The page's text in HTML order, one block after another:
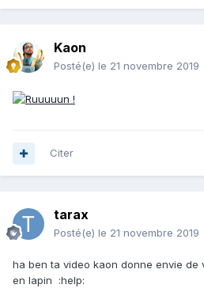
Kaon
Posté(e) le 21 novembre 2019
Citer
tarax
Posté(e) le 21 novembre 2019
ha ben ta video kaon donne envie de
en lapin :help: